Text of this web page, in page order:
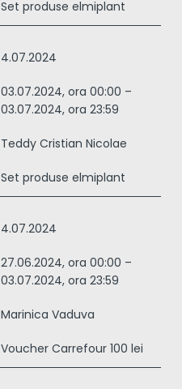
Set produse elmiplant
4.07.2024
03.07.2024, ora 00:00 –
03.07.2024, ora 23:59
Teddy Cristian Nicolae
Set produse elmiplant
4.07.2024
27.06.2024, ora 00:00 –
03.07.2024, ora 23:59
Marinica Vaduva
Voucher Carrefour 100 lei